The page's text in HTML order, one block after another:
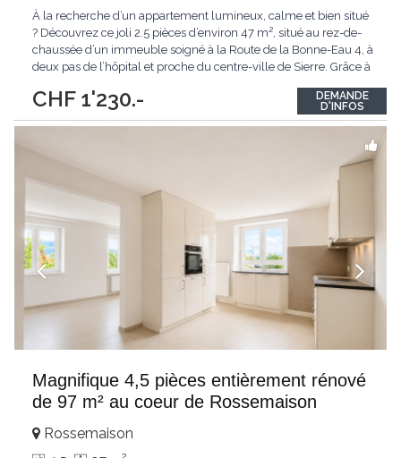
CHF 1'230.-
À la recherche d’un appartement lumineux, calme et bien situé
? Découvrez ce joli 2.5 pièces d’environ 47 m², situé au rez-de-
chaussée d’un immeuble soigné à la Route de la Bonne-Eau 4, à
deux pas de l’hôpital et proche du centre-ville de Sierre. Grâce à
extérieur pour profiter du soleil en toute tranquillité. Un...
DEMANDE
D'INFOS
Magnifique 4,5 pièces entièrement rénové
de 97 m² au coeur de Rossemaison
Rossemaison